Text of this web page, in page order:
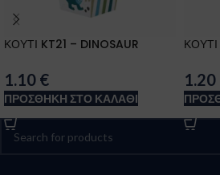
ΚΟΥΤΙ KT21 – DINOSAUR
1.10 €
ΠΡΟΣΘΉΚΗ ΣΤΟ ΚΑΛΆΘΙ
1.20